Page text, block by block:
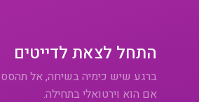
התחל לצאת לדייטים
ברגע שיש כימיה בשיחה, אל תהסס
אם הוא וירטואלי בתחילה.